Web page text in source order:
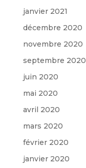
janvier 2021
décembre 2020
novembre 2020
septembre 2020
juin 2020
mai 2020
avril 2020
mars 2020
février 2020
janvier 2020